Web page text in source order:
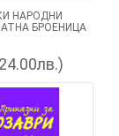
НАРОДНИ
БРОЕНИЦА